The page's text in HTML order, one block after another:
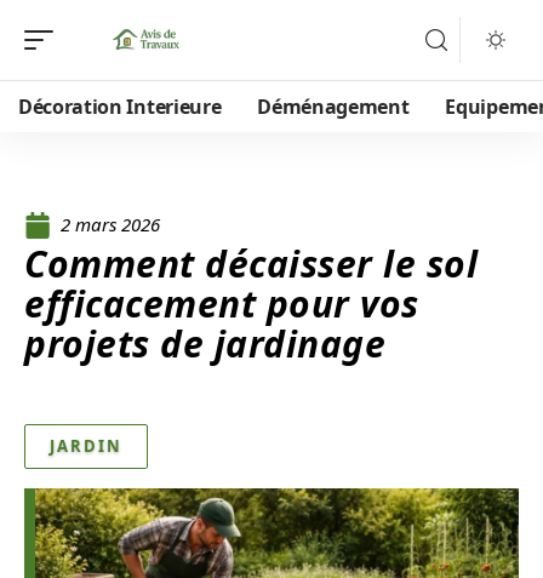
Décoration Interieure Déménagement
2 mars 2026
Comment décaisser le sol
efficacement pour vos
projets de jardinage
JARDIN